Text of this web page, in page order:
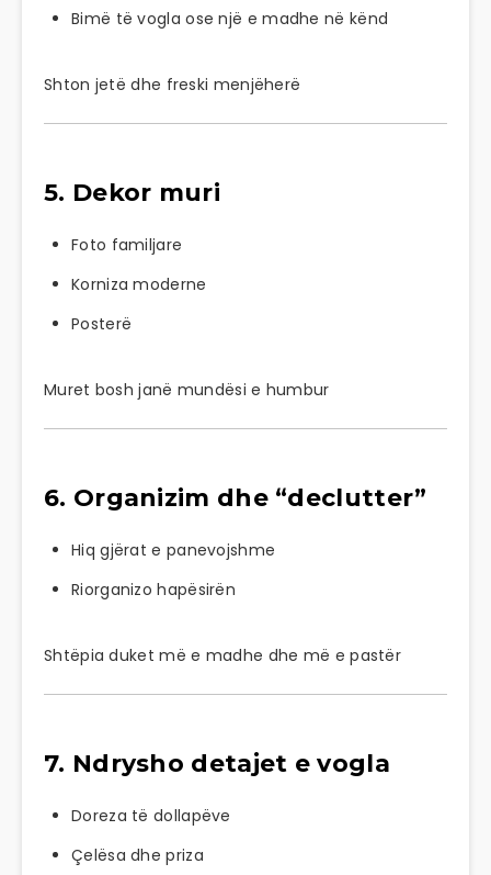
Bimë të vogla ose një e madhe në kënd
Shton jetë dhe freski menjëherë
5. Dekor muri
Foto familjare
Korniza moderne
Posterë
Muret bosh janë mundësi e humbur
6. Organizim dhe “declutter”
Hiq gjërat e panevojshme
Riorganizo hapësirën
Shtëpia duket më e madhe dhe më e pastër
7. Ndrysho detajet e vogla
Doreza të dollapëve
Çelësa dhe priza